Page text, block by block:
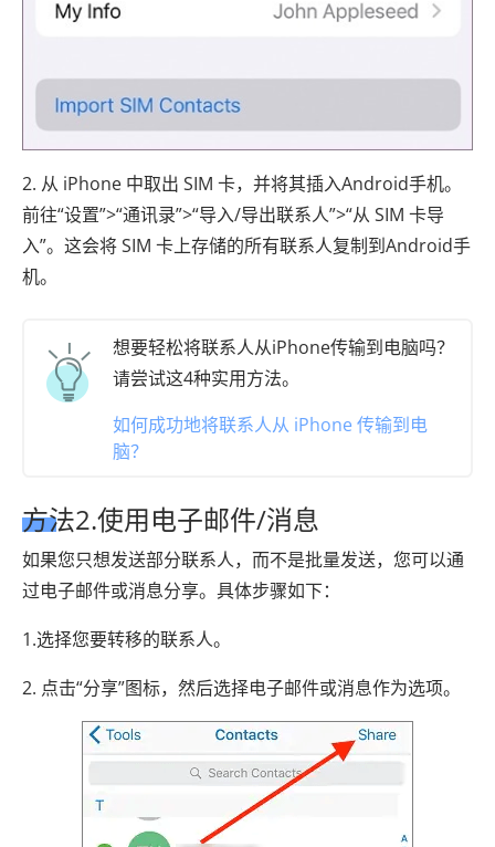
2. 从 iPhone 中取出 SIM 卡，并将其插入Android手机。
前往“设置”>“通讯录”>“导入/导出联系人”>“从 SIM 卡导
入”。这会将 SIM 卡上存储的所有联系人复制到Android手
机。
想要轻松将联系人从iPhone传输到电脑吗？
请尝试这4种实用方法。
如何成功地将联系人从 iPhone 传输到电
脑？
方法2.使用电子邮件/消息
如果您只想发送部分联系人，而不是批量发送，您可以通
过电子邮件或消息分享。具体步骤如下：
1.选择您要转移的联系人。
2. 点击“分享”图标，然后选择电子邮件或消息作为选项。